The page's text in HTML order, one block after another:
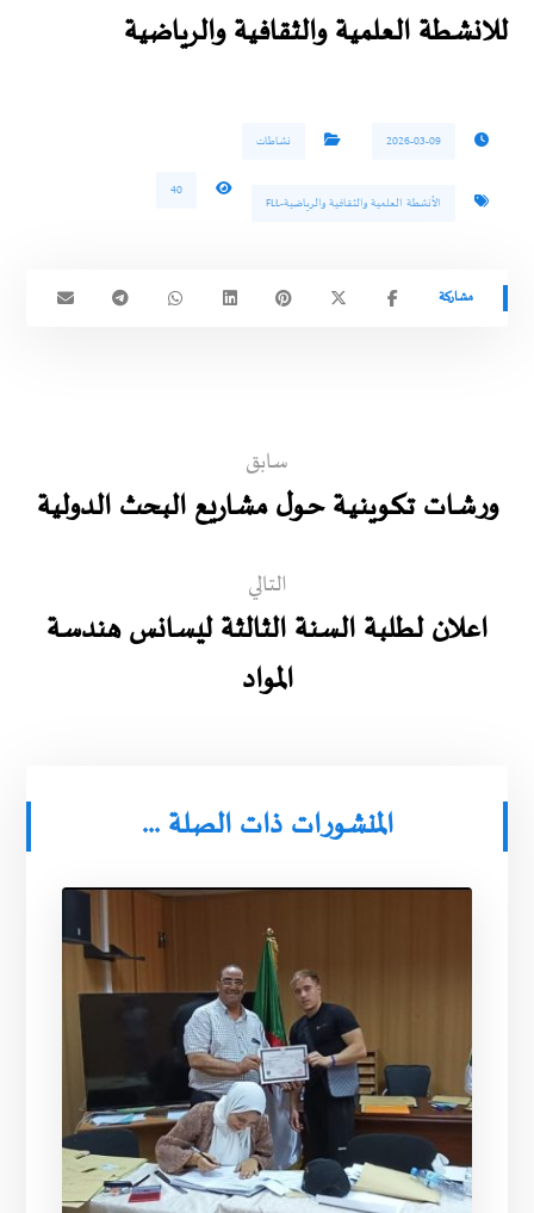
للانشطة العلمية والثقافية والرياضية
2026-03-09 نشاطات
الأنشطة العلمية والثقافية والرياضية-FLL
40
سابق
ورشـات تـكـوينـيـة حـول مشاريع البحث الدولية
التالي
اعلان لطلبة السنة الثالثة ليسانس هندسة
المواد
المنشورات ذات الصلة ...